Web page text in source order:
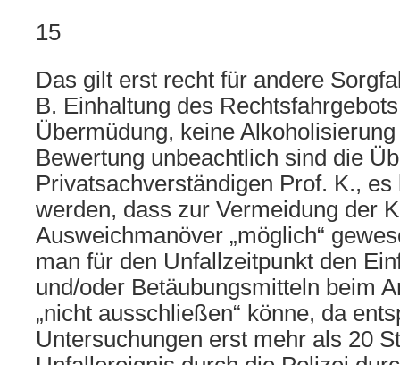
15
Das gilt erst recht für andere
B. Einhaltung des
Übermüdung, keine
Bewertung unbeachtlich sind die
Privatsachverständigen Prof. K.,
werden, dass zur Vermeidung der
Ausweichmanöver „möglich“
man für den Unfallzeitpunkt den
und/oder Betäubungsmitteln beim
„nicht ausschließen“ könne, da
Untersuchungen erst mehr als 20